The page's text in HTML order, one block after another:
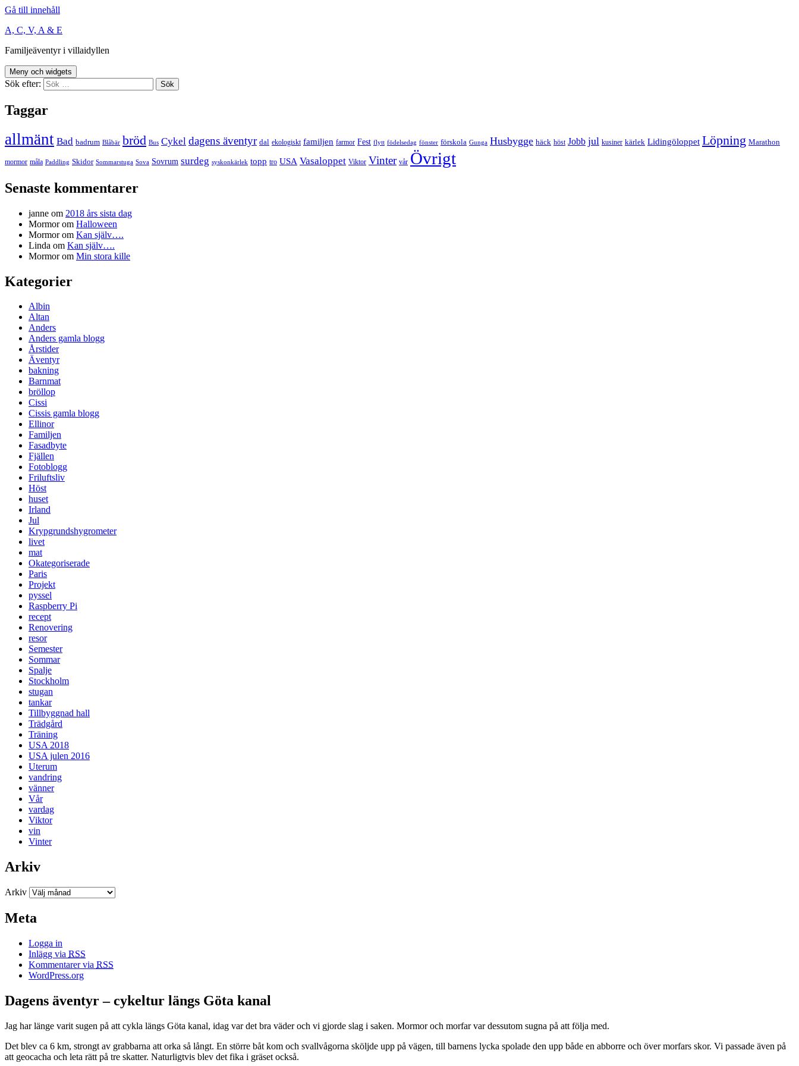
Gå till innehåll
A, C, V, A & E
Familjeäventyr i villaidyllen
Meny och widgets
Sök efter:
Taggar
allmänt Bad badrum Blåbär bröd Bus Cykel dagens äventyr dal ekologiskt familjen farmor Fest flytt födelsedag fönster förskola Gunga Husbygge häck höst Jobb jul kusiner kärlek Lidingöloppet Löpning Marathon
mormor måla Paddling Skidor Sommarstuga Sova Sovrum surdeg syskonkärlek topp tro USA Vasaloppet Viktor Vinter vår Övrigt
Senaste kommentarer
janne om 2018 års sista dag
Mormorom Halloween
Mormorom Kan själv….
Linda om Kan själv….
Mormorom Min stora kille
Kategorier
Albin
Altan
Anders
Anders gamla blogg
Årstider
Äventyr
bakning
Barnmat
bröllop
Cissi
Cissis gamla blogg
Ellinor
Familjen
Fasadbyte
Fjällen
Fotoblogg
Friluftsliv
Höst
huset
Irland
Jul
Krypgrundshygrometer
livet
mat
Okategoriserade
Paris
Projekt
pyssel
Raspberry Pi
recept
Renovering
resor
Semester
Sommar
Spalje
Stockholm
stugan
tankar
Tillbyggnad hall
Trädgård
Träning
USA 2018
USA julen 2016
Uterum
vandring
vänner
Vår
vardag
Viktor
vin
Vinter
Arkiv
Arkiv
Meta
Logga in
Inlägg via RSS
Kommentarer via RSS
WordPress.org
Dagens äventyr – cykeltur längs Göta kanal
Jag har länge varit sugen på att cykla längs Göta kanal, idag var det bra väder och vi gjorde slag i saken. Mormor och morfar var dessutom sugna på att följa med.
Det blev ca 6 km, strongt av grabbarna att orka så långt. En större båt kom och svallvågorna sköljde upp på vägen, till barnens lycka spolade den upp både en abborre och över morfars skor. Vi passade även på
att geocacha och leta rätt på tre skatter. Naturligtvis blev det fika i gräset också.